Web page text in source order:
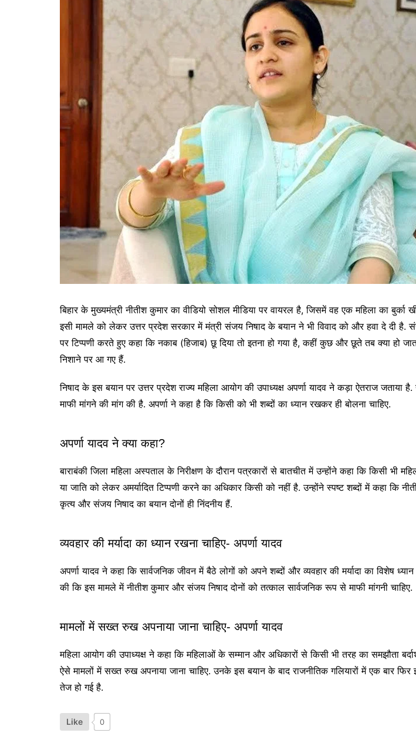
बिहार के मुख्यमंत्री नीतीश कुमार का वीडियो सोशल मीडिया पर वायरल है, जिसमें वह एक महिला का बुर्का
इसी मामले को लेकर उत्तर प्रदेश सरकार में मंत्री संजय निषाद के बयान ने भी विवाद को और हवा दे दी है.
पर टिप्पणी करते हुए कहा कि नकाब (हिजाब) छू दिया तो इतना हो गया है, कहीं कुछ और छूते तब क्या हो
निशाने पर आ गए हैं.
निषाद के इस बयान पर उत्तर प्रदेश राज्य महिला आयोग की उपाध्यक्ष अपर्णा यादव ने कड़ा ऐतराज जताया
माफी मांगने की मांग की है. अपर्णा ने कहा है कि किसी को भी शब्दों का ध्यान रखकर ही बोलना चाहिए.
अपर्णा यादव ने क्या कहा?
बाराबंकी जिला महिला अस्पताल के निरीक्षण के दौरान पत्रकारों से बातचीत में उन्होंने कहा कि किसी भी
या जाति को लेकर अमर्यादित टिप्पणी करने का अधिकार किसी को नहीं है. उन्होंने स्पष्ट शब्दों में कहा कि
कृत्य और संजय निषाद का बयान दोनों ही निंदनीय हैं.
व्यवहार की मर्यादा का ध्यान रखना चाहिए- अपर्णा यादव
अपर्णा यादव ने कहा कि सार्वजनिक जीवन में बैठे लोगों को अपने शब्दों और व्यवहार की मर्यादा का विशेष ध्यान
की कि इस मामले में नीतीश कुमार और संजय निषाद दोनों को तत्काल सार्वजनिक रूप से माफी मांगनी चाहिए.
मामलों में सख्त रुख अपनाया जाना चाहिए- अपर्णा यादव
महिला आयोग की उपाध्यक्ष ने कहा कि महिलाओं के सम्मान और अधिकारों से किसी भी तरह का समझौता
ऐसे मामलों में सख्त रुख अपनाया जाना चाहिए. उनके इस बयान के बाद राजनीतिक गलियारों में एक बार फिर
तेज हो गई है.
Like 0